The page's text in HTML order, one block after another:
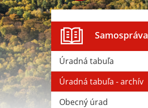
Samospráva
Úradná tabuľa
Úradná tabuľa - archív
Obecný úrad